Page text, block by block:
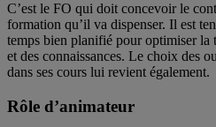
C’est le FO qui doit concevoir le
formation qu’il va dispenser. Il est
temps bien planifié pour optimiser la
et des connaissances. Le choix des
dans ses cours lui revient également.
Rôle d’animateur